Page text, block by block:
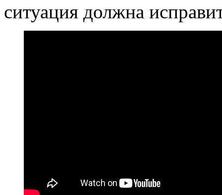
ситуация должна